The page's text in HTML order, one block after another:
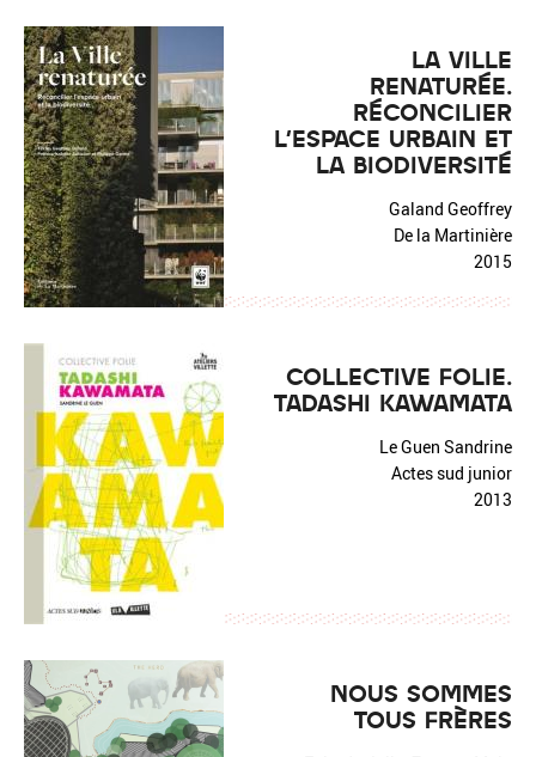
LA VILLE
RENATURÉE.
RÉCONCILIER
L'ESPACE URBAIN ET
LA BIODIVERSITÉ
Galand Geoffrey
De la Martinière
2015
COLLECTIVE FOLIE.
TADASHI KAWAMATA
Le Guen Sandrine
Actes sud junior
2013
NOUS SOMMES
TOUS FRÈRES